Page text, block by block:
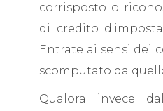
corrisposto o
di credito
Entrate ai sensi dei
scomputato da
Qualora invece